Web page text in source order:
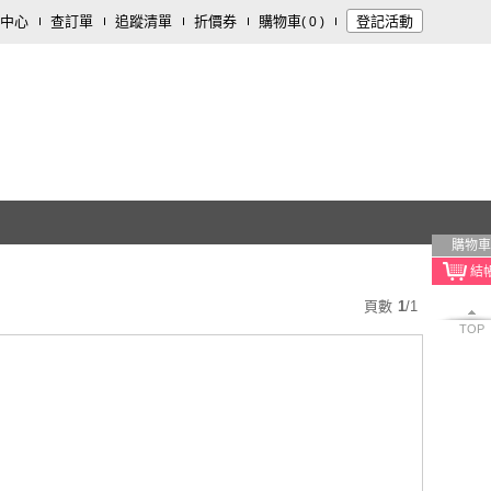
心 查訂單 追蹤清單 折價券 購物車( 0 ) 登記活動
購物車
TOP
頁數 1/1